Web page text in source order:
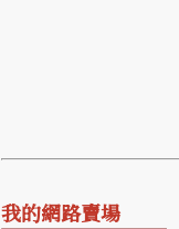
我的網路賣場